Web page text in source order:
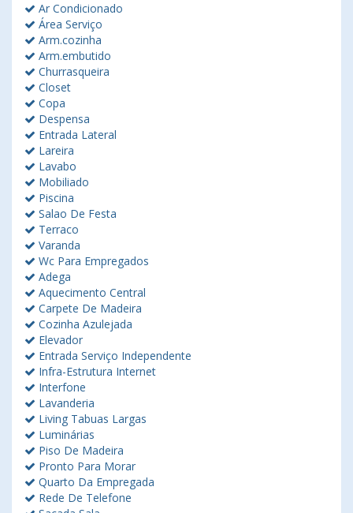
Ar Condicionado
Área Serviço
Arm.cozinha
Arm.embutido
Churrasqueira
Closet
Copa
Despensa
Entrada Lateral
Lareira
Lavabo
Mobiliado
Piscina
Salao De Festa
Terraco
Varanda
Wc Para Empregados
Adega
Aquecimento Central
Carpete De Madeira
Cozinha Azulejada
Elevador
Entrada Serviço Independente
Infra-Estrutura Internet
Interfone
Lavanderia
Living Tabuas Largas
Luminárias
Piso De Madeira
Pronto Para Morar
Quarto Da Empregada
Rede De Telefone